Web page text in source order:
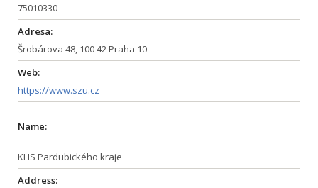
75010330
Adresa:
Šrobárova 48, 100 42 Praha 10
Web:
https://www.szu.cz
Name:
KHS Pardubického kraje
Address: